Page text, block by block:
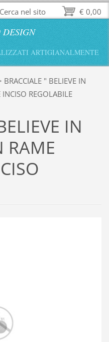
ARTIGIANALMENTE
BRACCIALE " BELIEVE IN
REGOLABILE
IN
RAME
€ 0,00
Cerca nel sito